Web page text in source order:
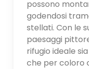
possono
godendosi
stellati. Con le
paesaggi
rifugio ideale
che per coloro